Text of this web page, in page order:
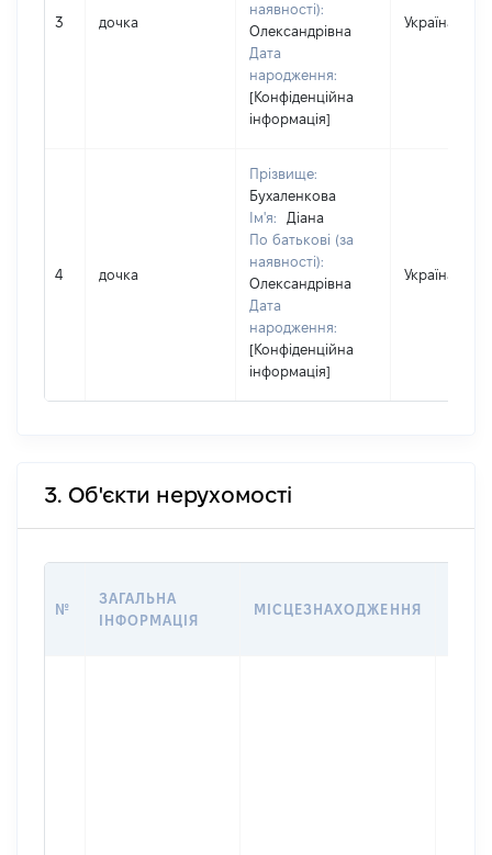
3 дочка
наявності):
Олександрівна
Дата
народження:
[Конфіденційна
інформація]
Україна
4 дочка
Прізвище:
Бухаленкова
Ім'я:
Діана
По батькові (за
наявності):
Олександрівна
Дата
народження:
[Конфіденційна
інформація]
Україна
3. Об'єкти нерухомості
№
ЗАГАЛЬНА
ІНФОРМАЦІЯ
МІСЦЕЗНАХОДЖЕННЯ